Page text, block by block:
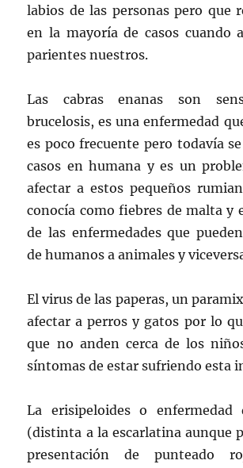
labios de las personas pero que
en la mayoría de casos cuando
parientes nuestros.
Las cabras enanas son
brucelosis, es una enfermedad
es poco frecuente pero todavía
casos en humana y es un
afectar a estos pequeños
conocía como fiebres de malta y
de las enfermedades que
de humanos a animales y
El virus de las paperas, un
afectar a perros y gatos por lo
que no anden cerca de los
síntomas de estar sufriendo esta
La erisipeloides o
(distinta a la escarlatina aunque
presentación de punteado